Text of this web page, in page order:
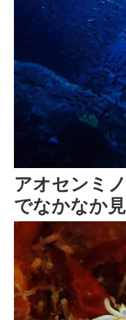
アオセンミ
でなかなか